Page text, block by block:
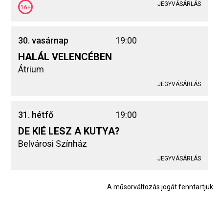
16+ JEGYVÁSÁRLÁS
30. vasárnap 19:00
HALÁL VELENCÉBEN
Átrium
JEGYVÁSÁRLÁS
31. hétfő 19:00
DE KIÉ LESZ A KUTYA?
Belvárosi Színház
JEGYVÁSÁRLÁS
A műsorváltozás jogát fenntartjuk